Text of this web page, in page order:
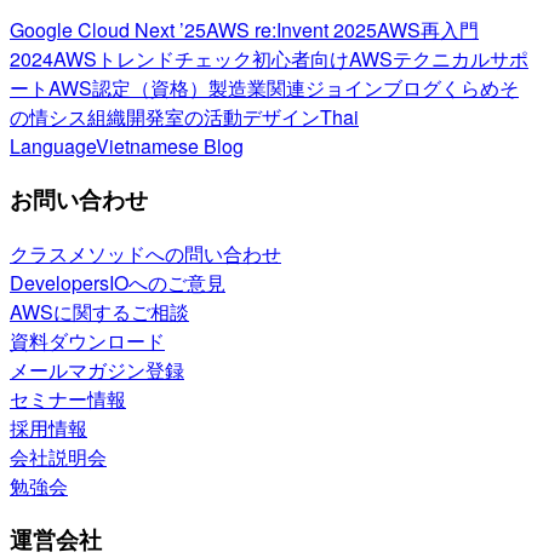
Google Cloud Next ’25AWS re:Invent 2025AWS再入門
2024AWSトレンドチェック初心者向けAWSテクニカルサポ
ートAWS認定（資格） 製造業関連ジョインブログくらめそ
の情シス組織開発室の活動デザインThai
LanguageVietnamese Blog
お問い合わせ
クラスメソッドへの問い合わせ
DevelopersIOへのご意見
AWSに関するご相談
資料ダウンロード
メールマガジン登録
セミナー情報
採用情報
会社説明会
勉強会
運営会社